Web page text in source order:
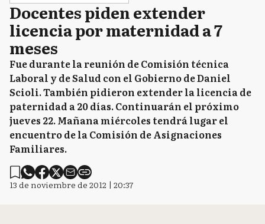
Docentes piden extender
licencia por maternidad a 7
meses
Fue durante la reunión de Comisión técnica
Laboral y de Salud con el Gobierno de Daniel
Scioli. También pidieron extender la licencia de
paternidad a 20 días. Continuarán el próximo
jueves 22. Mañana miércoles tendrá lugar el
encuentro de la Comisión de Asignaciones
Familiares.
13 de noviembre de 2012 | 20:37